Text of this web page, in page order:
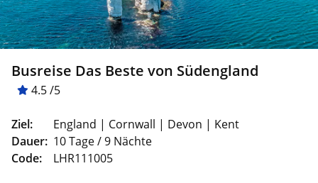
Busreise Das Beste von Südengland
4.5 /5
Ziel:
England | Cornwall | Devon | Kent
Dauer: 10 Tage / 9 Nächte
Code:
LHR111005